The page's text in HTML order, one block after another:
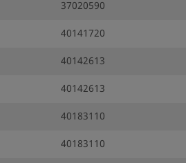
37020590
40141720
40142613
40142613
40183110
40183110